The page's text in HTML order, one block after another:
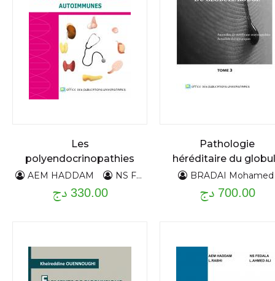
Pathologie
héréditaire du
rouge T3
BRADAI Mohamed
700.00 دج
Les
polyendocrinopathies
autoimmunes
AEM HADDAM NS FEDALA H,SIYOUCEF
330.00 دج